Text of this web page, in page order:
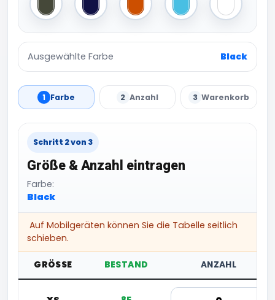
Urban Khaki Navy Blue Urban OrangeVery Turquoise
White
Ausgewählte Farbe Black
1 Farbe 2 Anzahl 3 Warenkorb
Schritt 2 von 3
Größe & Anzahl eintragen
Farbe:
Black
Auf Mobilgeräten können Sie die Tabelle seitlich
schieben.
GRÖSSE BESTAND ANZAHL